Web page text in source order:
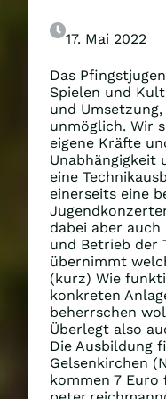
17. Mai 2022
Das
Spielen und
und
unmöglich. Wir
eigene Kräfte
Unabhängigkeit
eine
einerseits eine
dabei aber
und Betrieb der
übernimmt
(kurz) Wie
konkreten
beherrschen
Überlegt also
Die Ausbildung
Gelsenkirchen
kommen 7 Euro